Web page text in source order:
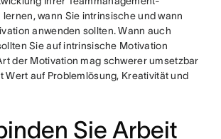
lernen, wann Sie intrinsische und wann
anwenden sollten. Wann auch
Sie auf intrinsische Motivation
der Motivation mag schwerer umsetzbar
Wert auf Problemlösung, Kreativität und
Sie Arbeit